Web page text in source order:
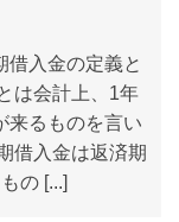
借入金の定義と
は会計上、1年
来るものを言い
借入金は返済期
の [...]